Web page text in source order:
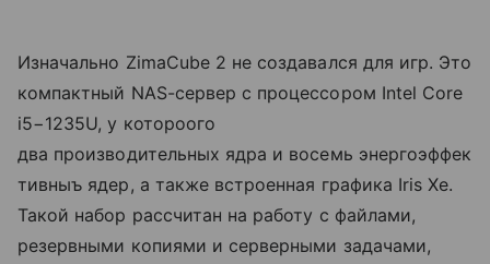
Изначально ZimaCube 2 не создавался для игр. Это
компактный NAS-сервер с процессором Intel Core
i5−1235U, у котороого
два производительных ядра и восемь энергоэффек
тивныъ ядер, а также встроенная графика Iris Xe.
Такой набор рассчитан на работу с файлами,
резервными копиями и серверными задачами,